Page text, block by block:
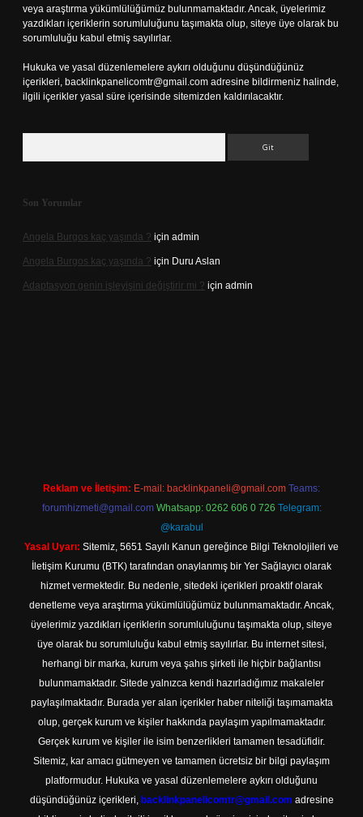
veya araştırma yükümlülüğümüz bulunmamaktadır. Ancak, üyelerimiz
yazdıkları içeriklerin sorumluluğunu taşımakta olup, siteye üye olarak bu
sorumluluğu kabul etmiş sayılırlar.
Hukuka ve yasal düzenlemelere aykırı olduğunu düşündüğünüz
içerikleri, backlinkpanelicomtr@gmail.com adresine bildirmeniz halinde,
ilgili içerikler yasal süre içerisinde sitemizden kaldırılacaktır.
Son Yorumlar
Angela Burgos kaç yaşında ? için admin
Angela Burgos kaç yaşında ? için Duru Aslan
Adaptasyon genin işleyişini değiştirir mi ? için admin
Reklam ve İletişim: E-mail: backlinkpaneli@gmail.com Teams:
forumhizmeti@gmail.com Whatsapp: 0262 606 0 726 Telegram:
@karabul
Yasal Uyarı: Sitemiz, 5651 Sayılı Kanun gereğince Bilgi Teknolojileri ve
İletişim Kurumu (BTK) tarafından onaylanmış bir Yer Sağlayıcı olarak
hizmet vermektedir. Bu nedenle, sitedeki içerikleri proaktif olarak
denetleme veya araştırma yükümlülüğümüz bulunmamaktadır. Ancak,
üyelerimiz yazdıkları içeriklerin sorumluluğunu taşımakta olup, siteye
üye olarak bu sorumluluğu kabul etmiş sayılırlar. Bu internet sitesi,
herhangi bir marka, kurum veya şahıs şirketi ile hiçbir bağlantısı
bulunmamaktadır. Sitede yalnızca kendi hazırladığımız makaleler
paylaşılmaktadır. Burada yer alan içerikler haber niteliği taşımamakta
olup, gerçek kurum ve kişiler hakkında paylaşım yapılmamaktadır.
Gerçek kurum ve kişiler ile isim benzerlikleri tamamen tesadüfidir.
Sitemiz, kar amacı gütmeyen ve tamamen ücretsiz bir bilgi paylaşım
platformudur. Hukuka ve yasal düzenlemelere aykırı olduğunu
düşündüğünüz içerikleri, backlinkpanelicomtr@gmail.com adresine